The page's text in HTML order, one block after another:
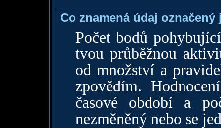
Co znamená údaj
Počet bodů
tvou průběžnou
od množství a
zpovědím.
časové období a
nezměněný nebo se